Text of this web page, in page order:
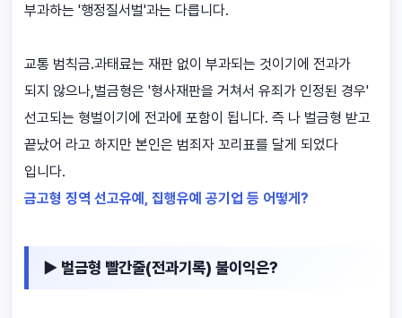
부과하는 '행정질서벌'과는 다릅니다.
교통 범칙금.과태료는 재판 없이 부과되는 것이기에 전과가
되지 않으나,벌금형은 '형사재판을 거쳐서 유죄가 인정된 경우'
선고되는 형벌이기에 전과에 포함이 됩니다. 즉 나 벌금형 받고
끝났어 라고 하지만 본인은 범죄자 꼬리표를 달게 되었다
입니다.
금고형 징역 선고유예, 집행유예 공기업 등 어떻게?
▶ 벌금형 빨간줄(전과기록) 불이익은?